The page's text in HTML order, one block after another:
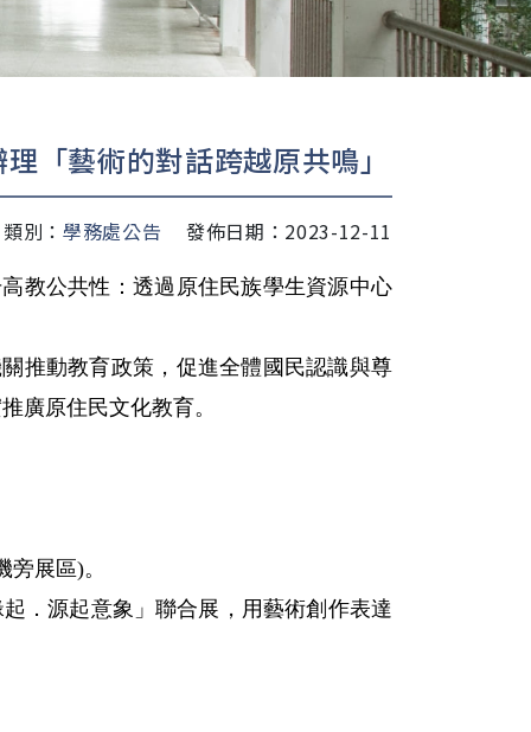
「藝術的對話跨越原共鳴」
類別： 學務處公告 發佈日期：2023-12-11
教公共性：透過原住民族學生資源中心
推動教育政策，促進全體國民認識與尊
廣原住民文化教育。
展區)。
．源起意象」聯合展，用藝術創作表達